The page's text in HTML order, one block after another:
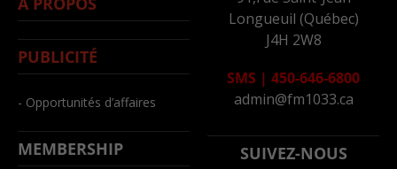
PUBLICITÉ
- Opportunités d’affaires
MEMBERSHIP
Longueuil (Québec)
J4H 2W8
SMS | 450-646-6800
admin@fm1033.ca
SUIVEZ-NOUS